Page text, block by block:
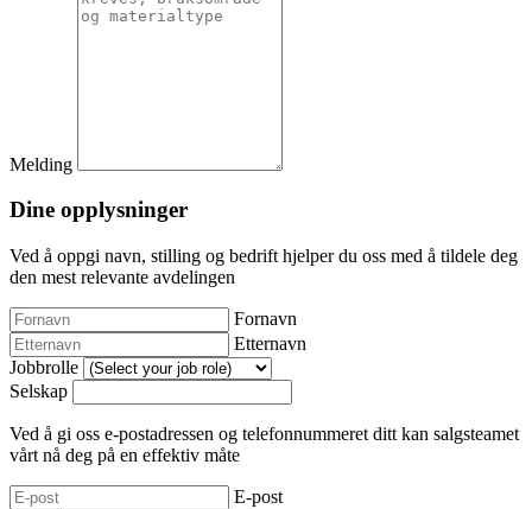
Melding
Dine opplysninger
Ved å oppgi navn, stilling og bedrift hjelper du oss med å tildele deg
den mest relevante avdelingen
Fornavn
Etternavn
Jobbrolle
Selskap
Ved å gi oss e-postadressen og telefonnummeret ditt kan salgsteamet
vårt nå deg på en effektiv måte
E-post